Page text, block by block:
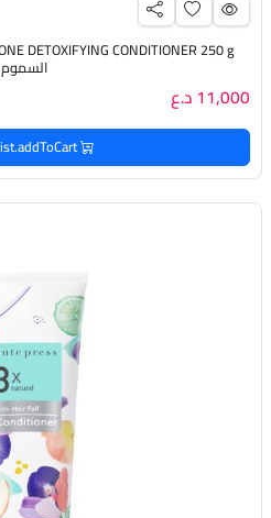
السموم
11,000 د.ع
productList.addToCart